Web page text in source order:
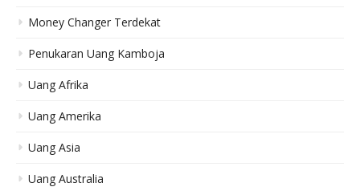
Money Changer Terdekat
Penukaran Uang Kamboja
Uang Afrika
Uang Amerika
Uang Asia
Uang Australia